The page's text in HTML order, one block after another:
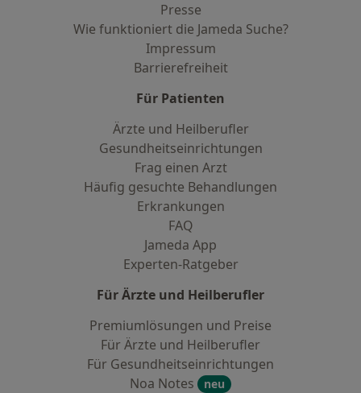
Presse
Wie funktioniert die Jameda Suche?
Impressum
Barrierefreiheit
Für Patienten
Ärzte und Heilberufler
Gesundheitseinrichtungen
Frag einen Arzt
Häufig gesuchte Behandlungen
Erkrankungen
FAQ
Jameda App
Experten-Ratgeber
Für Ärzte und Heilberufler
Premiumlösungen und Preise
Für Ärzte und Heilberufler
Für Gesundheitseinrichtungen
Noa Notes
neu